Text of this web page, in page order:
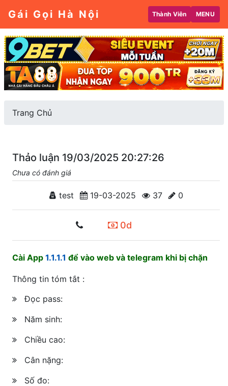
Gái Gọi Hà Nội Thành Viên MENU
Trang Chủ
Thảo luận 19/03/2025 20:27:26
Chưa có đánh giá
test 19-03-2025 37 0
0d
Cài App 1.1.1.1 để vào web và telegram khi bị chặn
Thông tin tóm tắt :
Đọc pass:
Năm sinh:
Chiều cao:
Cân nặng:
Số đo: